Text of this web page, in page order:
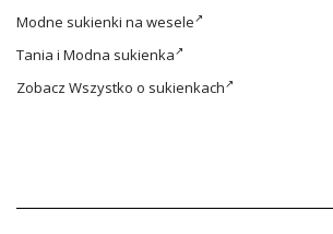
Modne sukienki na wesele
Tania i Modna sukienka
Zobacz Wszystko o sukienkach